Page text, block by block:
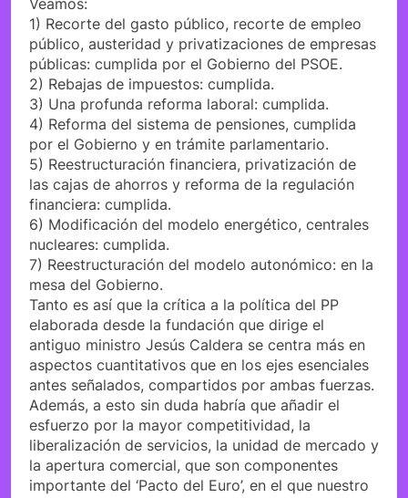
1) Recorte del gasto público, recorte de empleo
público, austeridad y privatizaciones de empresas
públicas: cumplida por el Gobierno del PSOE.
2) Rebajas de impuestos: cumplida.
3) Una profunda reforma laboral: cumplida.
4) Reforma del sistema de pensiones, cumplida
por el Gobierno y en trámite parlamentario.
5) Reestructuración financiera, privatización de
las cajas de ahorros y reforma de la regulación
financiera: cumplida.
6) Modificación del modelo energético, centrales
nucleares: cumplida.
7) Reestructuración del modelo autonómico: en la
mesa del Gobierno.
Tanto es así que la crítica a la política del PP
elaborada desde la fundación que dirige el
antiguo ministro Jesús Caldera se centra más en
aspectos cuantitativos que en los ejes esenciales
antes señalados, compartidos por ambas fuerzas.
Además, a esto sin duda habría que añadir el
esfuerzo por la mayor competitividad, la
liberalización de servicios, la unidad de mercado y
la apertura comercial, que son componentes
importante del ‘Pacto del Euro’, en el que nuestro